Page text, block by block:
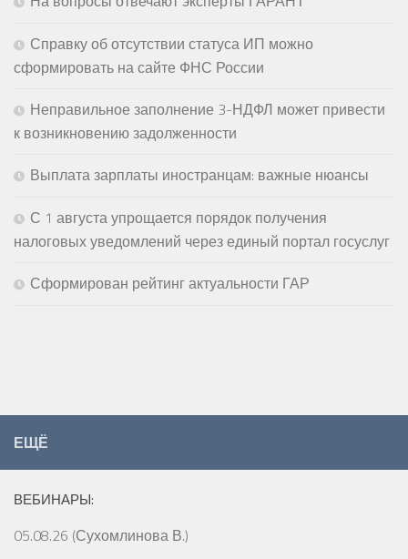
Справку об отсутствии статуса ИП можно
сформировать на сайте ФНС России
Неправильное заполнение 3-НДФЛ может привести
к возникновению задолженности
Выплата зарплаты иностранцам: важные нюансы
С 1 августа упрощается порядок получения
налоговых уведомлений через единый портал госуслуг
Сформирован рейтинг актуальности ГАР
ЕЩЁ
ВЕБИНАРЫ:
05.08.26 (Сухомлинова В.)